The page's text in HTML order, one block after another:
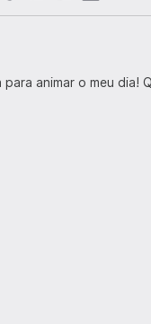
para animar o meu dia!